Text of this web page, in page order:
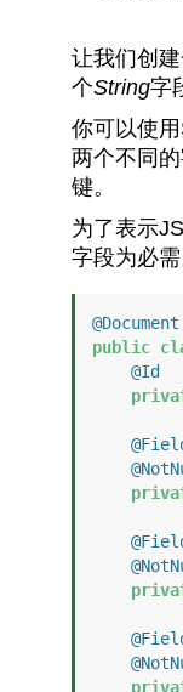
让我们创
个String字
你可以使
两个不同
键。
为了表示
字段为必需
@Document
public
@Id